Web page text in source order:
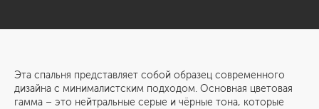
Эта спальня представляет собой образец современного
дизайна с минималистским подходом. Основная цветовая
гамма – это нейтральные серые и чёрные тона, которые